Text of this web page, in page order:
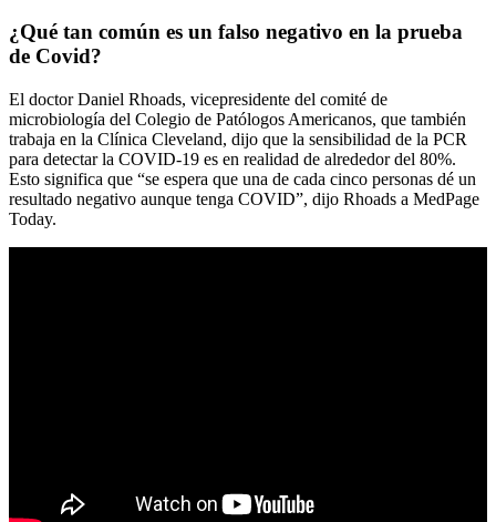
¿Qué tan común es un falso negativo en la prueba
de Covid?
El doctor Daniel Rhoads, vicepresidente del comité de
microbiología del Colegio de Patólogos Americanos, que también
trabaja en la Clínica Cleveland, dijo que la sensibilidad de la PCR
para detectar la COVID-19 es en realidad de alrededor del 80%.
Esto significa que “se espera que una de cada cinco personas dé un
resultado negativo aunque tenga COVID”, dijo Rhoads a MedPage
Today.